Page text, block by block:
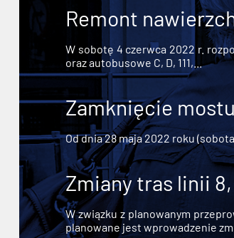
Remont
W sobotę 4 czerwca 2022 r.
oraz autobusowe C, D, 111,...
Zamknięcie
Od dnia 28 maja 2022 roku
Zmiany tras linii 8,
W związku z planowanym
planowane jest wprowadzenie